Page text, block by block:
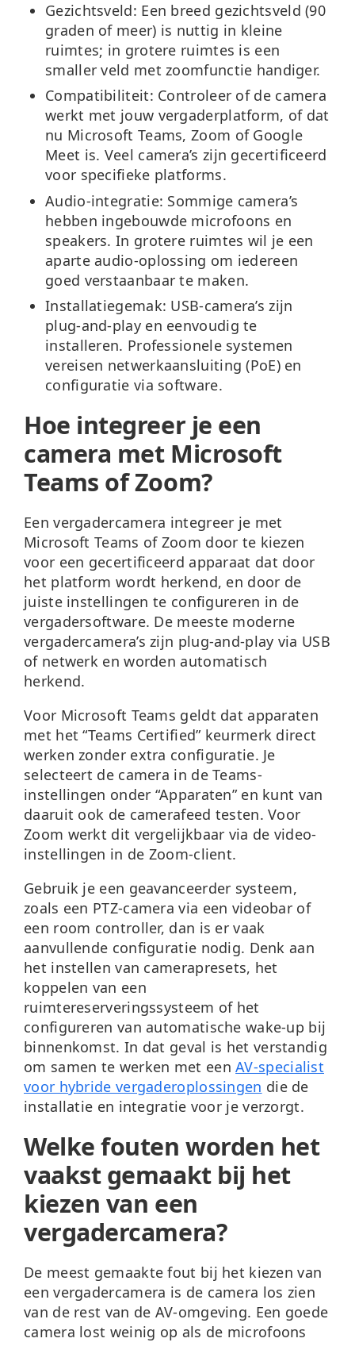
Gezichtsveld: Een breed gezichtsveld (90
graden of meer) is nuttig in kleine
ruimtes; in grotere ruimtes is een
smaller veld met zoomfunctie handiger.
Compatibiliteit: Controleer of de camera
werkt met jouw vergaderplatform, of dat
nu Microsoft Teams, Zoom of Google
Meet is. Veel camera’s zijn gecertificeerd
voor specifieke platforms.
Audio-integratie: Sommige camera’s
hebben ingebouwde microfoons en
speakers. In grotere ruimtes wil je een
aparte audio-oplossing om iedereen
goed verstaanbaar te maken.
Installatiegemak: USB-camera’s zijn
plug-and-play en eenvoudig te
installeren. Professionele systemen
vereisen netwerkaansluiting (PoE) en
configuratie via software.
Hoe integreer je een
camera met Microsoft
Teams of Zoom?
Een vergadercamera integreer je met
Microsoft Teams of Zoom door te kiezen
voor een gecertificeerd apparaat dat door
het platform wordt herkend, en door de
juiste instellingen te configureren in de
vergadersoftware. De meeste moderne
vergadercamera’s zijn plug-and-play via USB
of netwerk en worden automatisch
herkend.
Voor Microsoft Teams geldt dat apparaten
met het “Teams Certified” keurmerk direct
werken zonder extra configuratie. Je
selecteert de camera in de Teams-
instellingen onder “Apparaten” en kunt van
daaruit ook de camerafeed testen. Voor
Zoom werkt dit vergelijkbaar via de video-
instellingen in de Zoom-client.
Gebruik je een geavanceerder systeem,
zoals een PTZ-camera via een videobar of
een room controller, dan is er vaak
aanvullende configuratie nodig. Denk aan
het instellen van camerapresets, het
koppelen van een
ruimtereserveringssysteem of het
configureren van automatische wake-up bij
binnenkomst. In dat geval is het verstandig
om samen te werken met eenAV-specialist
voor hybride vergaderoplossingen die de
installatie en integratie voor je verzorgt.
Welke fouten worden het
vaakst gemaakt bij het
kiezen van een
vergadercamera?
De meest gemaakte fout bij het kiezen van
een vergadercamera is de camera los zien
van de rest van de AV-omgeving. Een goede
camera lost weinig op als de microfoons